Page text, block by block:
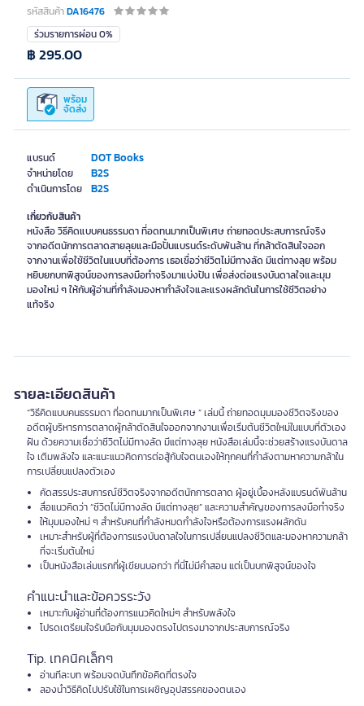
รหัสสินค้าDA16476
แบรนด์ DOT Books
จำหน่ายโดย B2S
ดำเนินการโดย B2S
ร่วมรายการผ่อน 0%
พร้อม
จัดส่ง
฿ 295.00
เกี่ยวกับสินค้า
หนังสือ วิธีคิดแบบคนธรรมดา ที่อดทนมากเป็นพิเศษ ถ่ายทอดประสบการณ์จริง
จากอดีตนักการตลาดสายลุยและมือปั้นแบรนด์ระดับพันล้าน ที่กล้าตัดสินใจออก
จากงานเพื่อใช้ชีวิตในแบบที่ต้องการ เธอเชื่อว่าชีวิตไม่มีทางลัด มีแต่ทางลุย พร้อม
หยิบยกบทพิสูจน์ของการลงมือทำจริงมาแบ่งปัน เพื่อส่งต่อแรงบันดาลใจและมุม
มองใหม่ ๆ ให้กับผู้อ่านที่กำลังมองหากำลังใจและแรงผลักดันในการใช้ชีวิตอย่าง
แท้จริง
รายละเอียดสินค้า
“วิธีคิดแบบคนธรรมดา ที่อดทนมากเป็นพิเศษ ” เล่มนี้ ถ่ายทอดมุมมองชีวิตจริงของ
อดีตผู้บริหารการตลาดผู้กล้าตัดสินใจออกจากงานเพื่อเริ่มต้นชีวิตใหม่ในแบบที่ตัวเอง
ฝัน ด้วยความเชื่อว่าชีวิตไม่มีทางลัด มีแต่ทางลุย หนังสือเล่มนี้จะช่วยสร้างแรงบันดาล
ใจ เติมพลังใจ และแนะแนวคิดการต่อสู้กับใจตนเองให้ทุกคนที่กำลังตามหาความกล้าใน
การเปลี่ยนแปลงตัวเอง
คัดสรรประสบการณ์ชีวิตจริงจากอดีตนักการตลาด ผู้อยู่เบื้องหลังแบรนด์พันล้าน
สื่อแนวคิดว่า “ชีวิตไม่มีทางลัด มีแต่ทางลุย” และความสำคัญของการลงมือทำจริง
ให้มุมมองใหม่ ๆ สำหรับคนที่กำลังหมดกำลังใจหรือต้องการแรงผลักดัน
เหมาะสำหรับผู้ที่ต้องการแรงบันดาลใจในการเปลี่ยนแปลงชีวิตและมองหาความกล้า
ที่จะเริ่มต้นใหม่
เป็นหนังสือเล่มแรกที่ผู้เขียนบอกว่า ที่นี่ไม่มีคำสอน แต่เป็นบทพิสูจน์ของใจ
คำแนะนำและข้อควรระวัง
เหมาะกับผู้อ่านที่ต้องการแนวคิดใหม่ๆ สำหรับพลังใจ
โปรดเตรียมใจรับมือกับมุมมองตรงไปตรงมาจากประสบการณ์จริง
Tip. เทคนิคเล็กๆ
อ่านทีละบท พร้อมจดบันทึกข้อคิดที่ตรงใจ
ลองนำวิธีคิดไปปรับใช้ในการเผชิญอุปสรรคของตนเอง